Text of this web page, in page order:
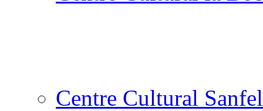
Centre Cultural